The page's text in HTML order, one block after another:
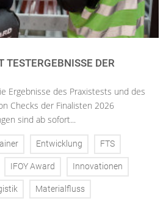
TESTERGEBNISSE DER
Ergebnisse des Praxistests und des
Checks der Finalisten 2026
sind ab sofort...
Entwicklung FTS
IFOY Award Innovationen
Materialfluss